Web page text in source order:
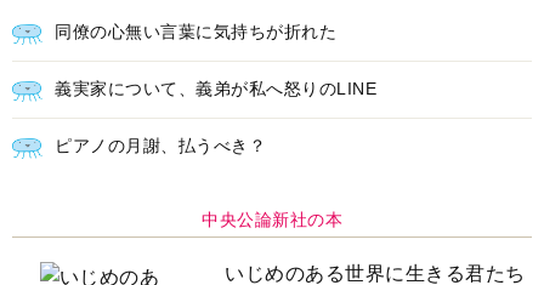
同僚の心無い言葉に気持ちが折れた
義実家について、義弟が私へ怒りのLINE
ピアノの月謝、払うべき？
中央公論新社の本
いじめのある世界に生きる君たち